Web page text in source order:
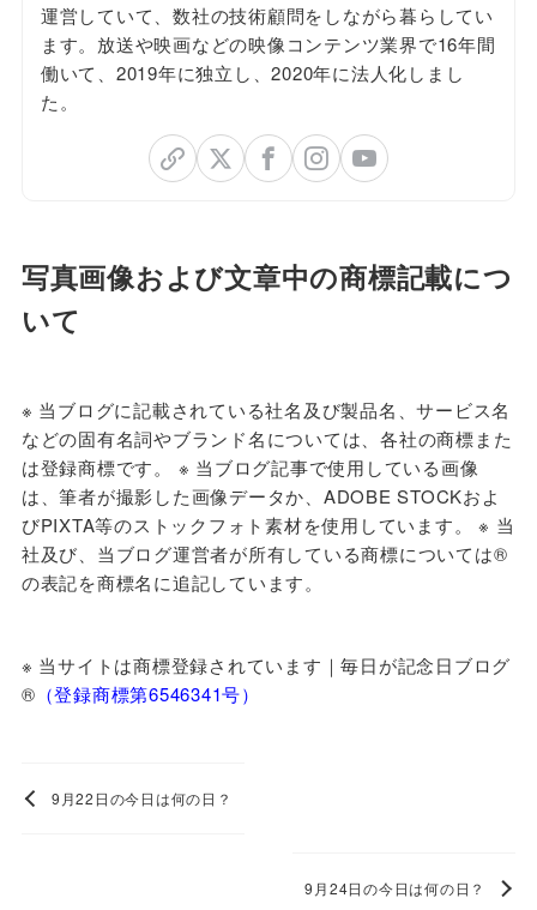
運営していて、数社の技術顧問をしながら暮らしてい
ます。放送や映画などの映像コンテンツ業界で16年間
働いて、2019年に独立し、2020年に法人化しまし
た。
写真画像および文章中の商標記載につ
いて
※ 当ブログに記載されている社名及び製品名、サービス名
などの固有名詞やブランド名については、各社の商標また
は登録商標です。 ※ 当ブログ記事で使用している画像
は、筆者が撮影した画像データか、ADOBE STOCKおよ
びPIXTA等のストックフォト素材を使用しています。 ※ 当
社及び、当ブログ運営者が所有している商標については®
の表記を商標名に追記しています。
※ 当サイトは商標登録されています｜毎日が記念日ブログ
®️ （登録商標第6546341号）
9月22日の今日は何の日？
9月24日の今日は何の日？